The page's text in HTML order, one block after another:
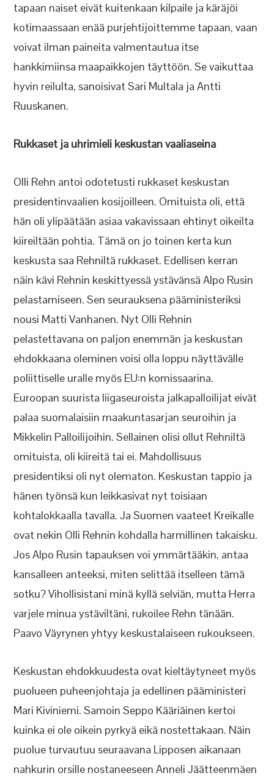
tapaan naiset eivät kuitenkaan kilpaile ja käräjöi
kotimaassaan enää purjehtijoittemme tapaan, vaan
voivat ilman paineita valmentautua itse
hankkimiinsa maapaikkojen täyttöön. Se vaikuttaa
hyvin reilulta, sanoisivat Sari Multala ja Antti
Ruuskanen.
Rukkaset ja uhrimieli keskustan vaaliaseina
Olli Rehn antoi odotetusti rukkaset keskustan
presidentinvaalien kosijoilleen. Omituista oli, että
hän oli ylipäätään asiaa vakavissaan ehtinyt oikeilta
kiireiltään pohtia. Tämä on jo toinen kerta kun
keskusta saa Rehniltä rukkaset. Edellisen kerran
näin kävi Rehnin keskittyessä ystävänsä Alpo Rusin
pelastamiseen. Sen seurauksena pääministeriksi
nousi Matti Vanhanen. Nyt Olli Rehnin
pelastettavana on paljon enemmän ja keskustan
ehdokkaana oleminen voisi olla loppu näyttävälle
poliittiselle uralle myös EU:n komissaarina.
Euroopan suurista liigaseuroista jalkapalloilijat eivät
palaa suomalaisiin maakuntasarjan seuroihin ja
Mikkelin Palloilijoihin. Sellainen olisi ollut Rehniltä
omituista, oli kiireitä tai ei. Mahdollisuus
presidentiksi oli nyt olematon. Keskustan tappio ja
hänen työnsä kun leikkasivat nyt toisiaan
kohtalokkaalla tavalla. Ja Suomen vaateet Kreikalle
ovat nekin Olli Rehnin kohdalla harmillinen takaisku.
Jos Alpo Rusin tapauksen voi ymmärtääkin, antaa
kansalleen anteeksi, miten selittää itselleen tämä
sotku? Vihollisistani minä kyllä selviän, mutta Herra
varjele minua ystäviltäni, rukoilee Rehn tänään.
Paavo Väyrynen yhtyy keskustalaiseen rukoukseen.
Keskustan ehdokkuudesta ovat kieltäytyneet myös
puolueen puheenjohtaja ja edellinen pääministeri
Mari Kiviniemi. Samoin Seppo Kääriäinen kertoi
kuinka ei ole oikein pyrkyä eikä nostettakaan. Näin
puolue turvautuu seuraavana Lipposen aikanaan
nahkurin orsille nostaneeseen Anneli Jäätteenmäen